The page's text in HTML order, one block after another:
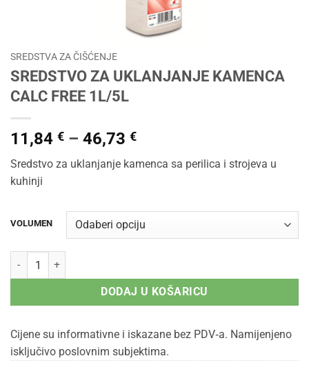
SREDSTVA ZA ČIŠĆENJE
SREDSTVO ZA UKLANJANJE KAMENCA
CALC FREE 1L/5L
11,84 € – 46,73 €Raspon
od
46,73 €
Sredstvo za uklanjanje kamenca sa perilica i strojeva u
kuhinji
VOLUMEN
SREDSTVO ZA UKLANJANJE KAMENCA CALC FREE 1L/5L količina
DODAJ U KOŠARICU
Cijene su informativne i iskazane bez PDV‑a. Namijenjeno
isključivo poslovnim subjektima.